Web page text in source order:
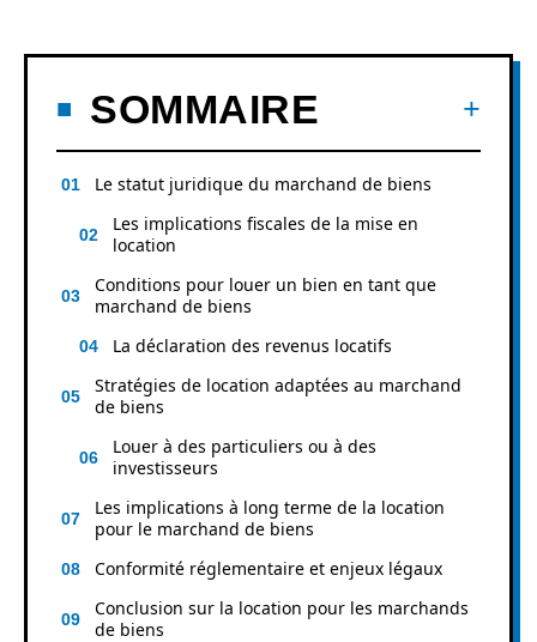
SOMMAIRE
Le statut juridique du marchand de biens
Les implications fiscales de la mise en
location
Conditions pour louer un bien en tant que
marchand de biens
La déclaration des revenus locatifs
Stratégies de location adaptées au marchand
de biens
Louer à des particuliers ou à des
investisseurs
Les implications à long terme de la location
pour le marchand de biens
Conformité réglementaire et enjeux légaux
Conclusion sur la location pour les marchands
de biens